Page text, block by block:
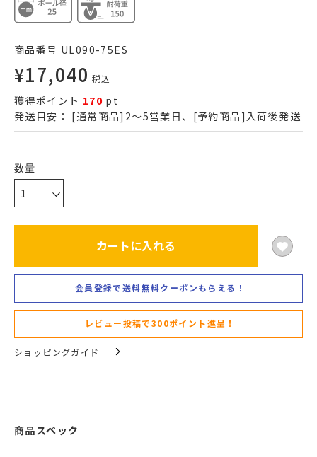
商品番号 UL090-75ES
¥17,040 税込
獲得ポイント 170 pt
発送目安： [通常商品]2～5営業日、[予約商品]入荷後発送
カートに入れる
会員登録で送料無料クーポンもらえる！
レビュー投稿で300ポイント進呈！
ショッピングガイド
商品スペック